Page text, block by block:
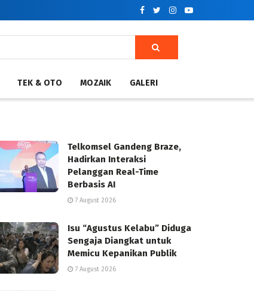
TEK & OTO MOZAIK GALERI
Telkomsel Gandeng Braze,
Hadirkan Interaksi
Pelanggan Real-Time
Berbasis AI
7 August 2026
Isu “Agustus Kelabu” Diduga
Sengaja Diangkat untuk
Memicu Kepanikan Publik
7 August 2026